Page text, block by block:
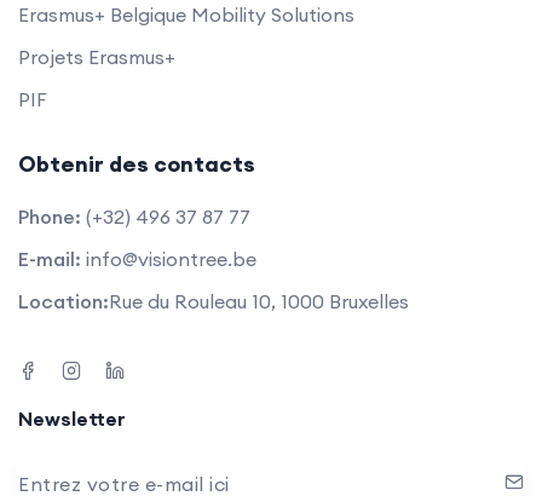
Erasmus+ Belgique Mobility Solutions
Projets Erasmus+
PIF
Obtenir des contacts
Phone: (+32) 496 37 87 77
E-mail: info@visiontree.be
Location:Rue du Rouleau 10, 1000 Bruxelles
Newsletter
Entrez votre e-mail ici